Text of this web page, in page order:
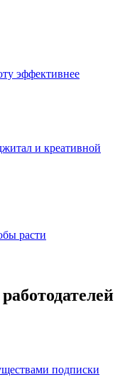
эффективнее
и креативной
расти
подписки